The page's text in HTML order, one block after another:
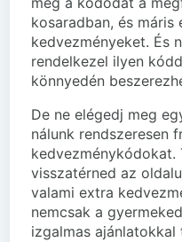
kosaradban, és máris
kedvezményeket. És
rendelkezel ilyen
könnyedén
De ne elégedj meg
nálunk rendszeresen
kedvezménykódokat.
visszatérned az
valami extra
nemcsak a
izgalmas ajánlatokkal